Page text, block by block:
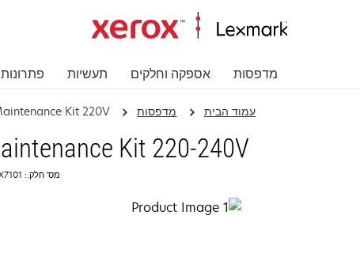
מדפסות אספקה וחלקים תעשיות פתרונות
עמוד הבית מדפסות Kit 220V
Kit 220-240V
מס' חלק.: 40X7101